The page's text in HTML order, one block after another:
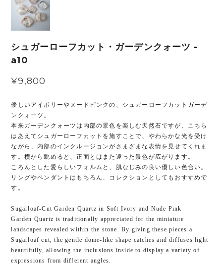
シュガーローフカット・ガーデンクォーツ -
a10
¥9,800
優しいアイボリーやヌードピンクの、シュガーローフカットガーデ
ンクォーツ。
本来ガーデンクォーツは内部の景色を楽しむ天然石ですが、こちら
はあえてシュガーローフカットを施すことで、やわらかな光を受け
ながら、内部のインクルージョンがさまざまな表情を見せてくれま
す。横から眺めると、正面とはまた違った景色が広がります。
ころんとした愛らしいフォルムと、肌なじみの良い優しい色合い。
リングやペンダントはもちろん、コレクションとしてもおすすめで
す。
Sugarloaf-Cut Garden Quartz in Soft Ivory and Nude Pink
Garden Quartz is traditionally appreciated for the miniature
landscapes revealed within the stone. By giving these pieces a
Sugarloaf cut, the gentle dome-like shape catches and diffuses light
beautifully, allowing the inclusions inside to display a variety of
expressions from different angles.